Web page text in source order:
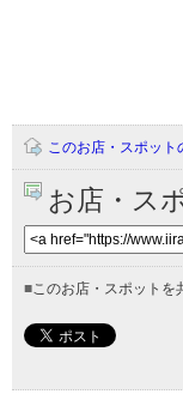
このお店・スポッ
お店・ス
■このお店・スポットを